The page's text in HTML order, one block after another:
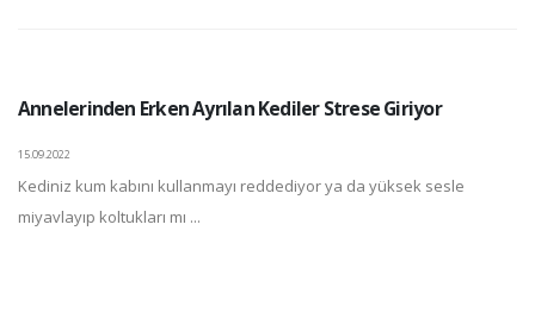
Annelerinden Erken Ayrılan Kediler Strese Giriyor
15.09.2022
Kediniz kum kabını kullanmayı reddediyor ya da yüksek sesle
miyavlayıp koltukları mı ...